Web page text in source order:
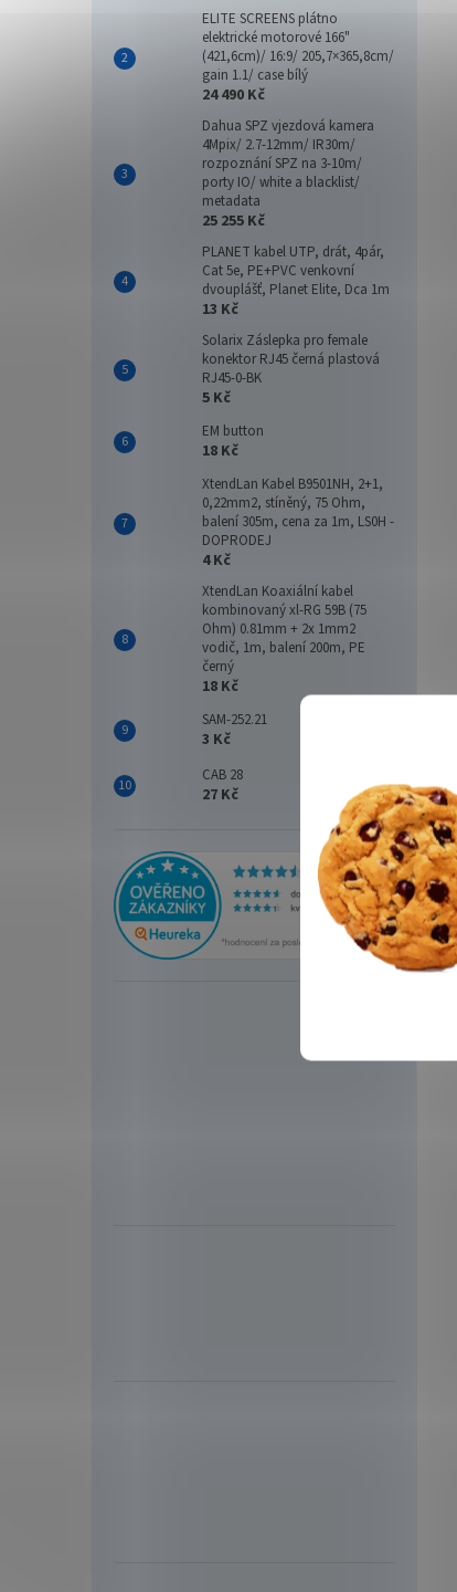
ELITE SCREENS plátno
elektrické motorové 166"
(421,6cm)/ 16:9/ 205,7×365,8cm/
gain 1.1/ case bílý
24 490 Kč
Dahua SPZ vjezdová kamera
4Mpix/ 2.7-12mm/ IR30m/
rozpoznání SPZ na 3-10m/
porty IO/ white a blacklist/
metadata
25 255 Kč
PLANET kabel UTP, drát, 4pár,
Cat 5e, PE+PVC venkovní
dvouplášť, Planet Elite, Dca 1m
13 Kč
Solarix Záslepka pro female
konektor RJ45 černá plastová
RJ45-0-BK
5 Kč
EM button
18 Kč
XtendLan Kabel B9501NH, 2+1,
0,22mm2, stíněný, 75 Ohm,
balení 305m, cena za 1m, LS0H -
DOPRODEJ
4 Kč
XtendLan Koaxiální kabel
kombinovaný xl-RG 59B (75
Ohm) 0.81mm + 2x 1mm2
vodič, 1m, balení 200m, PE
černý
18 Kč
SAM-252.21
3 Kč
CAB 28
27 Kč